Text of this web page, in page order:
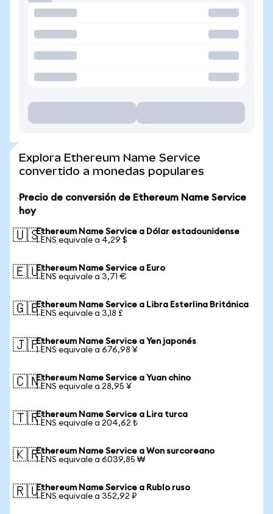
Explora Ethereum Name Service
convertido a monedas populares
Precio de conversión de Ethereum Name Service
hoy
🇺🇸Ethereum Name Service a Dólar estadounidense
1 ENS equivale a 4,29 $
🇪🇺Ethereum Name Service a Euro
1 ENS equivale a 3,71 €
🇬🇧Ethereum Name Service a Libra Esterlina Británica
1 ENS equivale a 3,18 £
🇯🇵Ethereum Name Service a Yen japonés
1 ENS equivale a 676,98 ¥
🇨🇳Ethereum Name Service a Yuan chino
1 ENS equivale a 28,95 ¥
🇹🇷Ethereum Name Service a Lira turca
1 ENS equivale a 204,62 ₺
🇰🇷Ethereum Name Service a Won surcoreano
1 ENS equivale a 6039,85 ₩
🇷🇺Ethereum Name Service a Rublo ruso
1 ENS equivale a 352,92 ₽